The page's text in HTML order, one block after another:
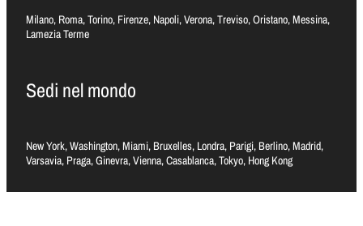
Milano, Roma, Torino, Firenze, Napoli, Verona, Treviso, Oristano, Messina,
Lamezia Terme
Sedi nel mondo
New York, Washington, Miami, Bruxelles, Londra, Parigi, Berlino, Madrid,
Varsavia, Praga, Ginevra, Vienna, Casablanca, Tokyo, Hong Kong